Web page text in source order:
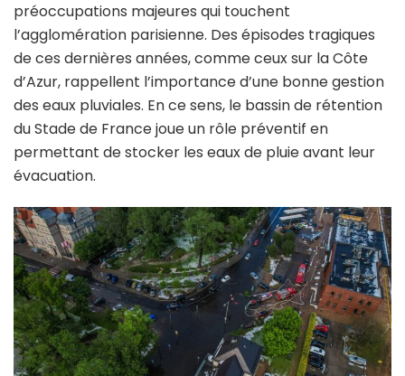
préoccupations majeures qui touchent
l’agglomération parisienne. Des épisodes tragiques
de ces dernières années, comme ceux sur la Côte
d’Azur, rappellent l’importance d’une bonne gestion
des eaux pluviales. En ce sens, le bassin de rétention
du Stade de France joue un rôle préventif en
permettant de stocker les eaux de pluie avant leur
évacuation.